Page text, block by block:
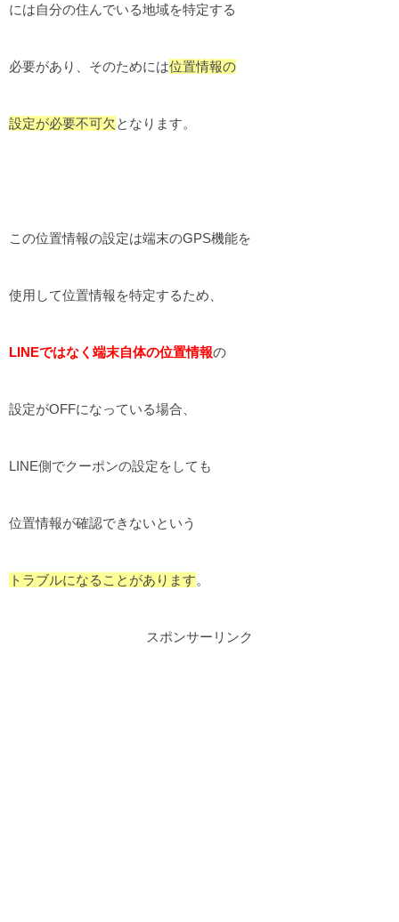
には自分の住んでいる地域を特定する
必要があり、そのためには位置情報の
設定が必要不可欠 となります。
この位置情報の設定は端末のGPS機能を
使用して位置情報を特定するため、
LINEではなく端末自体の位置情報の
設定がOFFになっている場合、
LINE側でクーポンの設定をしても
位置情報が確認できないという
トラブルになることがあります。
スポンサーリンク